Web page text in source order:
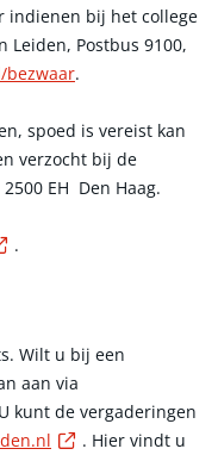
indienen bij het college
Leiden, Postbus 9100,
bezwaar.
spoed is vereist kan
verzocht bij de
EH Den Haag.
Externe link
.
Wilt u bij een
aan via
kunt de vergaderingen
Externe link
. Hier vindt u